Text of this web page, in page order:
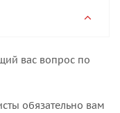
вас вопрос по
обязательно вам